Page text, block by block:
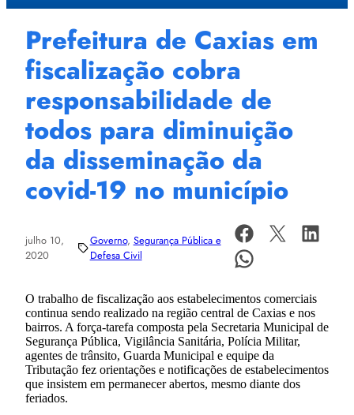
a
Prefeitura de Caxias em
fiscalização cobra
responsabilidade de
todos para diminuição
da disseminação da
covid-19 no município
julho 10,
2020
Governo, Segurança Pública e
Defesa Civil
O trabalho de fiscalização aos estabelecimentos comerciais
continua sendo realizado na região central de Caxias e nos
bairros. A força-tarefa composta pela Secretaria Municipal de
Segurança Pública, Vigilância Sanitária, Polícia Militar,
agentes de trânsito, Guarda Municipal e equipe da
Tributação fez orientações e notificações de estabelecimentos
que insistem em permanecer abertos, mesmo diante dos
feriados.